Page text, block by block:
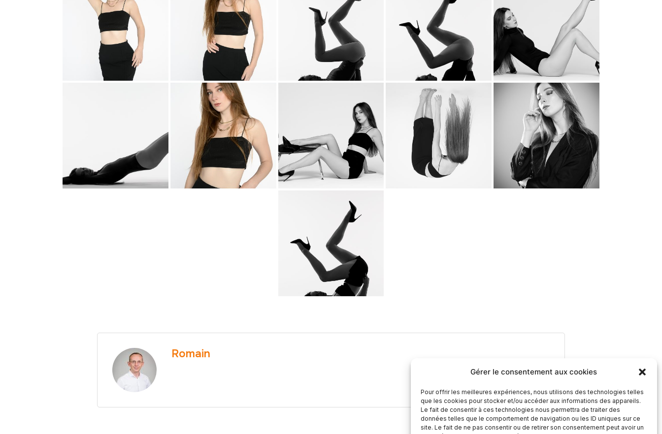
Gérer le consentement aux cookies
Pour offrir les meilleures expériences, nous utilisons des technologies telles
que les cookies pour stocker et/ou accéder aux informations des appareils.
Le fait de consentir à ces technologies nous permettra de traiter des
données telles que le comportement de navigation ou les ID uniques sur ce
site. Le fait de ne pas consentir ou de retirer son consentement peut avoir un
Romain